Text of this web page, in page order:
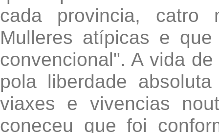
cada provincia, catro
Mulleres atípicas e
convencional". A vida
pola liberdade
viaxes e vivencias
coneceu que foi